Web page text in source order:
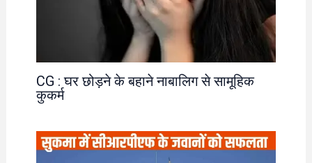
CG : घर छोड़ने के बहाने नाबालिग से सामूहिक
कुकर्म